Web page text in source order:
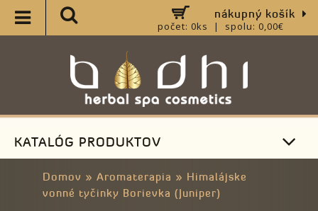
nákupný košík
počet: 0ks | spolu: 0,00€
KATALÓG PRODUKTOV
Domov » Aromaterapia » Himalájske
vonné tyčinky Borievka (Juniper)